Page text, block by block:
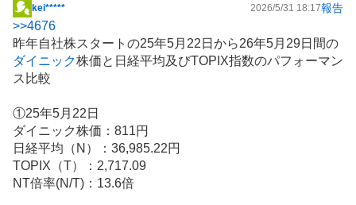
掲
示
板
記
事
kei***** 2026/5/31 18:17報告
>>4676
昨年自社株スタートの25年5月22日から26年5月29日間の
ダイニック株価と日経平均及びTOPIX指数のパフォーマン
ス比較
①25年5月22日
ダイニック株価：811円
日経平均（N）：36,985.22円
TOPIX（T）：2,717.09
NT倍率(N/T)：13.6倍